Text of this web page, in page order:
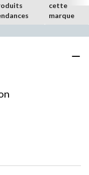
cette
marque